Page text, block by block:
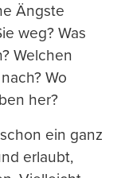
Ängste
weg? Was
Welchen
Wo
her?
ein ganz
erlaubt,